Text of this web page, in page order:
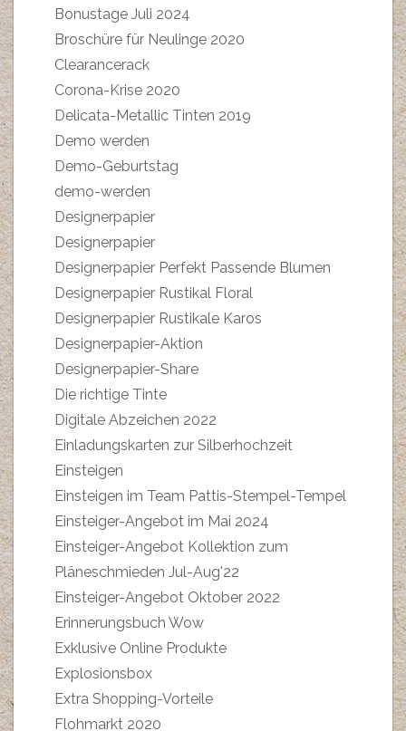
Bonustage Juli 2024
Broschüre für Neulinge 2020
Clearancerack
Corona-Krise 2020
Delicata-Metallic Tinten 2019
Demo werden
Demo-Geburtstag
demo-werden
Designerpapier
Designerpapier
Designerpapier Perfekt Passende Blumen
Designerpapier Rustikal Floral
Designerpapier Rustikale Karos
Designerpapier-Aktion
Designerpapier-Share
Die richtige Tinte
Digitale Abzeichen 2022
Einladungskarten zur Silberhochzeit
Einsteigen
Einsteigen im Team Pattis-Stempel-Tempel
Einsteiger-Angebot im Mai 2024
Einsteiger-Angebot Kollektion zum
Pläneschmieden Jul-Aug'22
Einsteiger-Angebot Oktober 2022
Erinnerungsbuch Wow
Exklusive Online Produkte
Explosionsbox
Extra Shopping-Vorteile
Flohmarkt 2020